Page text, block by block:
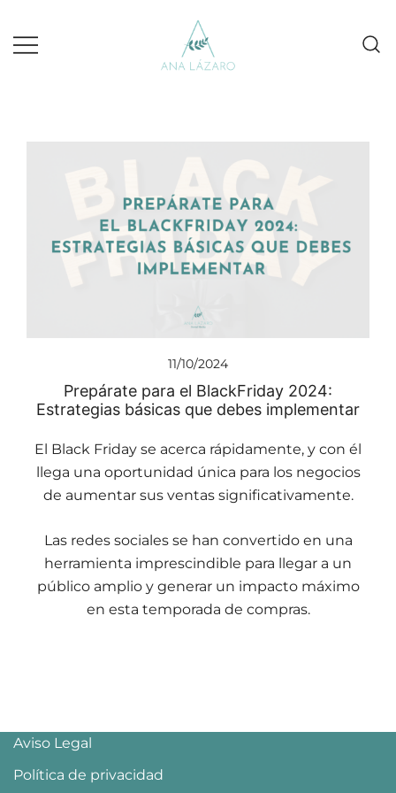
11/10/2024
Prepárate para el BlackFriday 2024:
Estrategias básicas que debes implementar
El Black Friday se acerca rápidamente, y con él
llega una oportunidad única para los negocios
de aumentar sus ventas significativamente.
Las redes sociales se han convertido en una
herramienta imprescindible para llegar a un
público amplio y generar un impacto máximo
en esta temporada de compras.
Aviso Legal
Política de privacidad